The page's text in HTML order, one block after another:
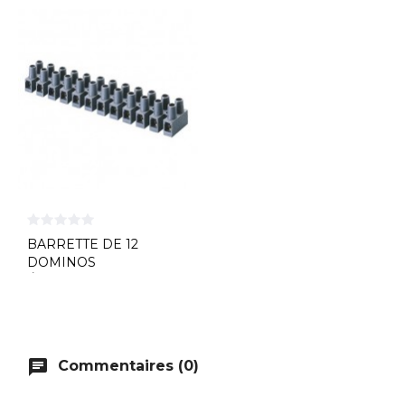
BARRETTE DE 12
DOMINOS
chat Commentaires (0)